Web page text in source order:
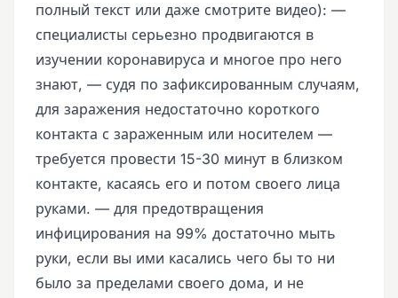
полный текст или даже смотрите видео): —
специалисты серьезно продвигаются в
изучении коронавируса и многое про него
знают, — судя по зафиксированным случаям,
для заражения недостаточно короткого
контакта с зараженным или носителем —
требуется провести 15-30 минут в близком
контакте, касаясь его и потом своего лица
руками. — для предотвращения
инфицирования на 99% достаточно мыть
руки, если вы ими касались чего бы то ни
было за пределами своего дома, и не